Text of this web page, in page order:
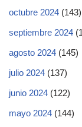
octubre 2024 (143)
septiembre 2024
agosto 2024 (145)
julio 2024 (137)
junio 2024 (122)
mayo 2024 (144)